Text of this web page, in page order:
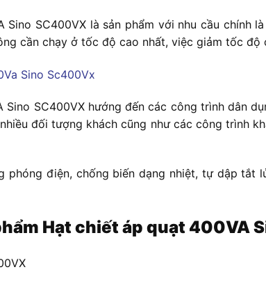
Sino SC400VXlà sản phẩm với nhu cầu chính
cần chạy ở tốc độ cao nhất, việc giảm tốc
Sino SC400VX hướng đến các công trình dân
đối tượng khách cũng như các công trình
phóng điện, chống biến dạng nhiệt, tự dập
Hạt chiết áp quạt 400VA